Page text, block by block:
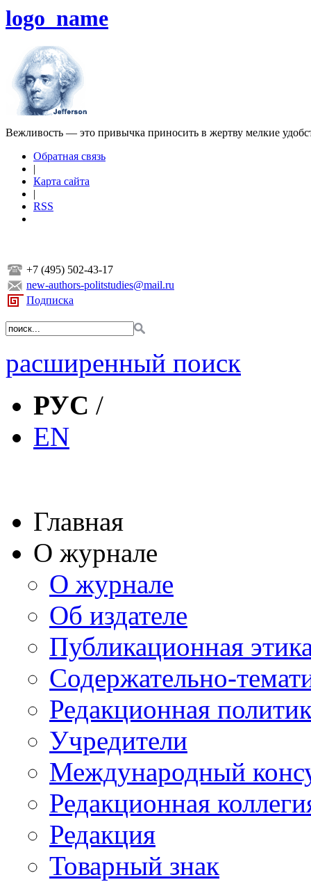
logo_name
Вежливость — это привычка приносить в жертву мелкие
Обратная связь
|
Карта сайта
|
RSS
+7 (495) 502-43-17
new-authors-politstudies@mail.ru
Подписка
расширенный поиск
РУС /
EN
Главная
О журнале
О журнале
Об издателе
Публикационная
Содержательно-
Редакционная
Учредители
Международный
Редакционная
Редакция
Товарный знак